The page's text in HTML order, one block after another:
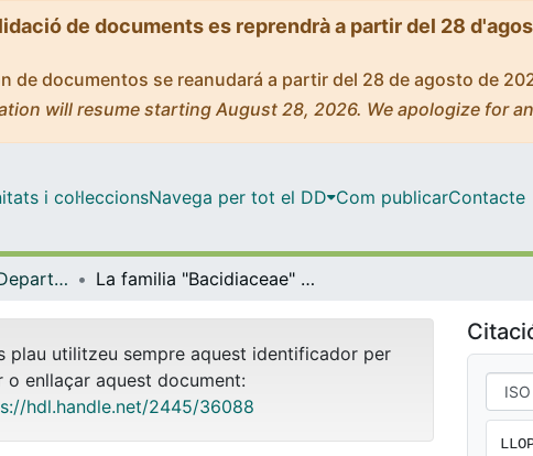
de documents es reprendrà a partir del 28
de documentos se reanudará a partir del 28 de agosto de
will resume starting August 28, 2026. We apologize for
i col·leccionsNavega per tot el DD Com publicarContacte
Tesis Doctorals - Departament - Biologia Vegetal La familia "Bacidiaceae" (Lecanorales) a la Península Ibèrica i les Illes Balears. Els gèneres "Bacidia" i "Bacidina".
plau utilitzeu sempre aquest identificador per
o enllaçar aquest document:
hdl.handle.net/2445/36088